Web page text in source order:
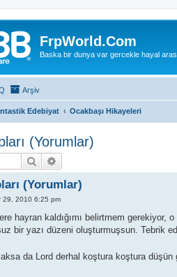
FrpWorld.Com
Baska bir dunya var gercekle hayal
Arşiv
Edebiyat Ocakbaşı Hikayeleri
(Yorumlar)
Search
(Yorumlar)
29, 2010 6:25 pm
hayran kaldığımı belirtmem
bir yazı düzeni oluşturmuşsun. Tebrik
da Lord derhal koştura koştura düşün